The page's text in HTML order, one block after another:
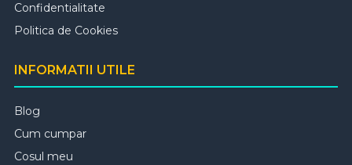
Confidentialitate
Politica de Cookies
INFORMATII UTILE
Blog
Cum cumpar
Cosul meu